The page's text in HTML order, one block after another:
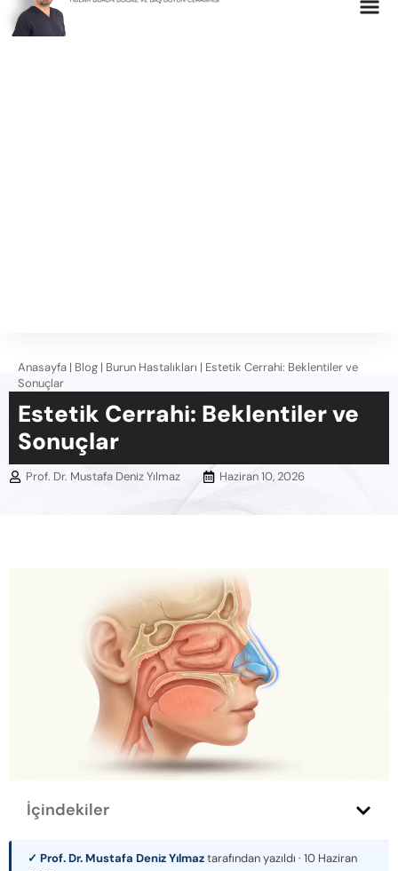
Anasayfa | Blog | Burun Hastalıkları | Estetik Cerrahi: Beklentiler ve
Sonuçlar
Estetik Cerrahi: Beklentiler ve
Sonuçlar
Prof. Dr. Mustafa Deniz Yılmaz Haziran 10, 2026
İçindekiler
✓ Prof. Dr. Mustafa Deniz Yılmaztarafından yazıldı · 10 Haziran